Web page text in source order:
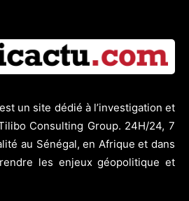
un site dédié à l’investigation et
Consulting Group. 24H/24, 7
au Sénégal, en Afrique et dans
les enjeux géopolitique et